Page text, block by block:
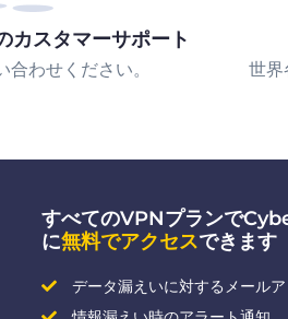
カスタマーサポート
合わせください。 世界
すべてのVPNプランで
に無料でアクセスできます
データ漏えいに対するメール